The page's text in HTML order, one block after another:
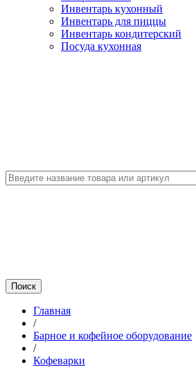
Инвентарь кухонный
Инвентарь для пиццы
Инвентарь кондитерский
Посуда кухонная
Главная
/
Барное и кофейное оборудование
/
Кофеварки